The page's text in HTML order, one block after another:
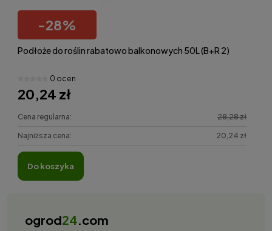
-28%
Podłoże do roślin rabatowo balkonowych 50L (B+R 2)
0 ocen
20,24 zł
Cena regularna: 28,28 zł
Najniższa cena: 20,24 zł
do koszyka
ogrod24.com